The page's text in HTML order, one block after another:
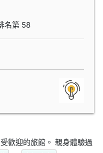
名第 58
歡迎的旅館。 親身體驗過